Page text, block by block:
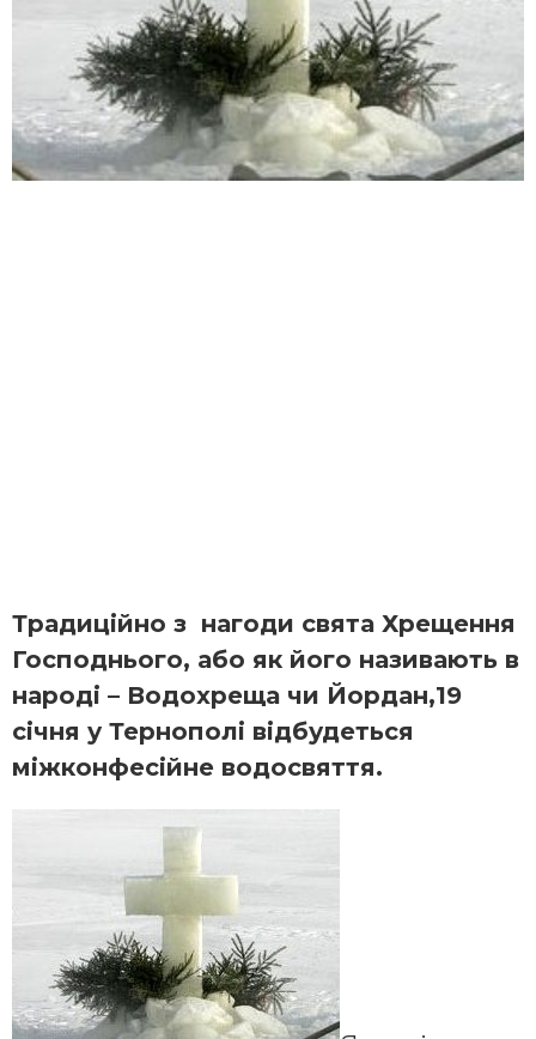
Традиційно з нагоди свята Хрещення
Господнього, або як його називають в
народі – Водохреща чи Йордан,19
січня у Тернополі відбудеться
міжконфесійне водосвяття.